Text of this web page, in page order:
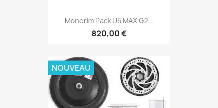
Monorim Pack U5 MAX G2...
820,00 €
NOUVEAU